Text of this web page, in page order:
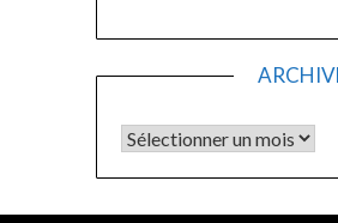
Archives